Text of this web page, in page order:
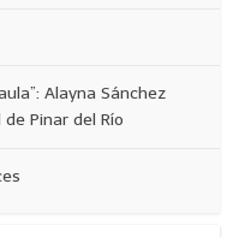
Alayna Sánchez
Pinar del Río